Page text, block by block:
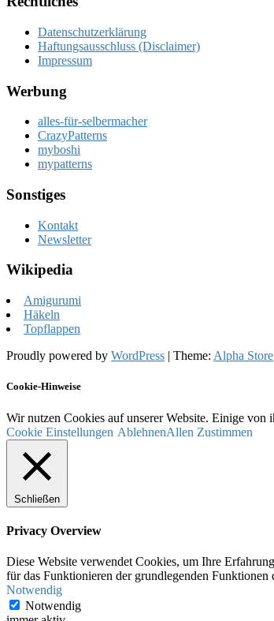
Datenschutzerklärung
Haftungsausschluss (Disclaimer)
Impressum
Werbung
alles-für-selbermacher
CrazyPatterns
myboshi
mypatterns
Sonstiges
Kontakt
Newsletter
Wikipedia
Amigurumi
Häkeln
Topflappen
Proudly powered by WordPress | Theme: Alpha Store
Cookie-Hinweise
Wir nutzen Cookies auf unserer Website. Einige von
Cookie Einstellungen AblehnenAllen Zustimmen
Schließen
Privacy Overview
Diese Website verwendet Cookies, um Ihre
für das Funktionieren der grundlegenden Funktionen
Notwendig
Notwendig